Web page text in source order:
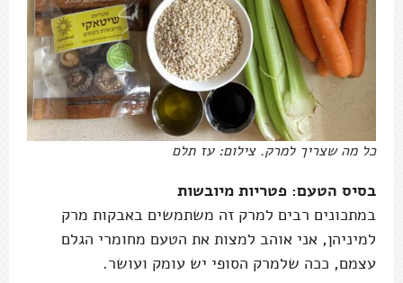
כל מה שצריך למרק. צילום: עז תלם
בסיס הטעם: פטריות מיובשות
במתכונים רבים למרק זה משתמשים באבקות מרק
למיניהן, אני אוהב למצות את הטעם מחומרי הגלם
עצמם, ככה שלמרק הסופי יש עומק ועושר.